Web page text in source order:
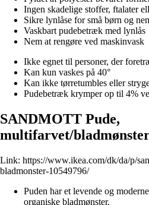
Ingen skadelige stoffer, ftalater
Sikre lynlåse for små børn og
Vaskbart pudebetræk med lynlås
Nem at rengøre ved maskinvask
Ikke egnet til personer, der
Kan kun vaskes på 40°
Kan ikke tørretumbles eller
Pudebetræk krymper op til 4%
SANDMOTT Pude,
multifarvet/
Link: https://www.ikea.com/dk/da/p/
bladmonster-10549796/
Puden har et levende og
organiske bladmønster.